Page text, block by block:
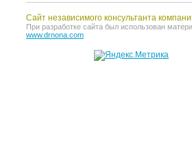
Сайт независимого консультанта
При разработке сайта был использован
www.drnona.com